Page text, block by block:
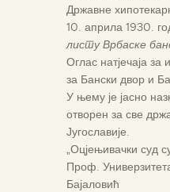
Државне
10. априла 1930.
листу Врбаске
Оглас натјечаја за
за Бански двор и
У њему је јасно
отворен за све
Југославије.
„Оцјењивачки суд
Проф.
Бајаловић